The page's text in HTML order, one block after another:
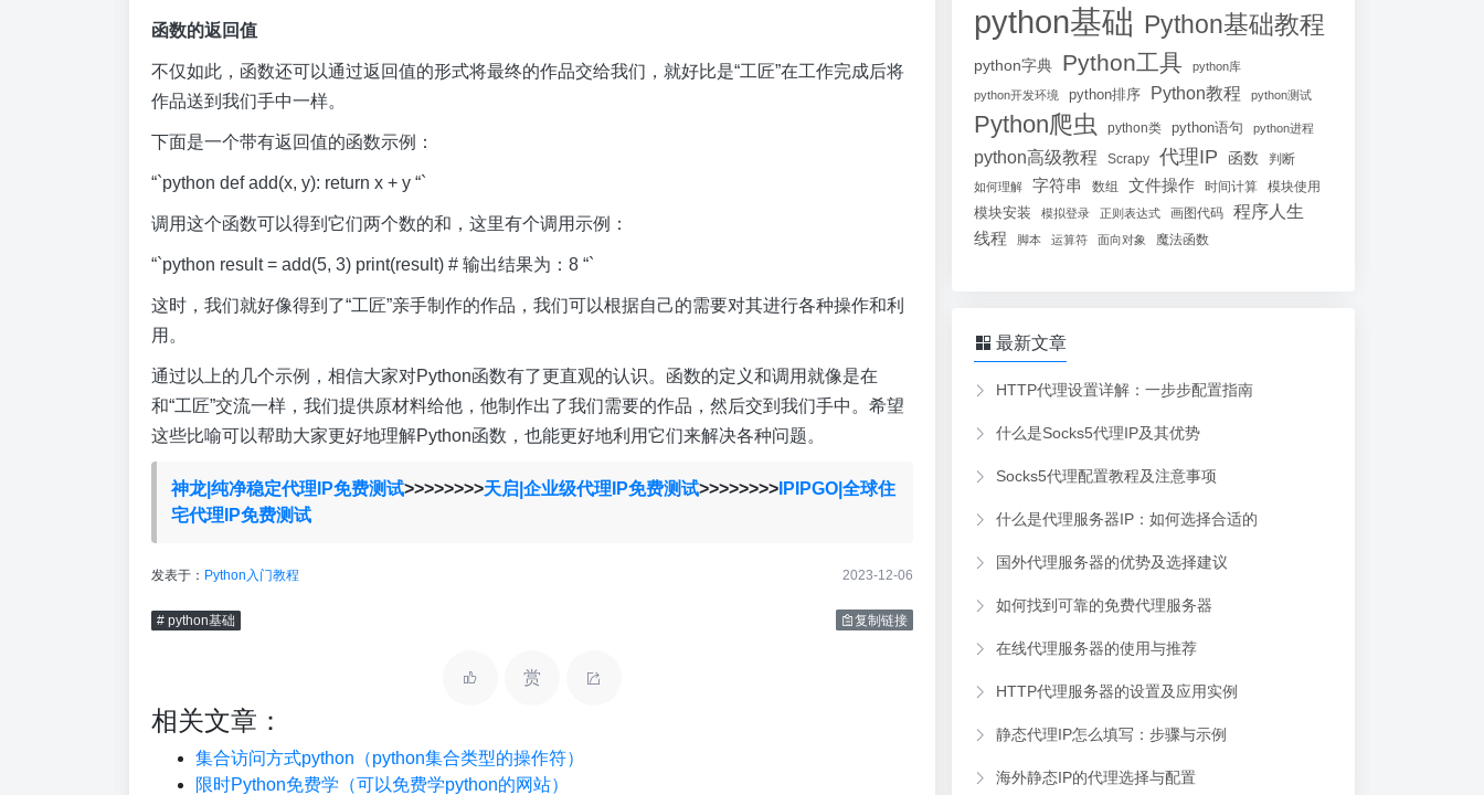
函数的返回值
不仅如此，函数还可以通过返回值的形式将最终的作品交给我们，就好比是“工匠”在工作完成后将
作品送到我们手中一样。
下面是一个带有返回值的函数示例：
“`python def add(x, y): return x + y “`
调用这个函数可以得到它们两个数的和，这里有个调用示例：
“`python result = add(5, 3) print(result) # 输出结果为：8 “`
这时，我们就好像得到了“工匠”亲手制作的作品，我们可以根据自己的需要对其进行各种操作和利
用。
通过以上的几个示例，相信大家对Python函数有了更直观的认识。函数的定义和调用就像是在
和“工匠”交流一样，我们提供原材料给他，他制作出了我们需要的作品，然后交到我们手中。希望
这些比喻可以帮助大家更好地理解Python函数，也能更好地利用它们来解决各种问题。
神龙|纯净稳定代理IP免费测试>>>>>>>>天启|企业级代理IP免费测试>>>>>>>>IPIPGO|全球住
宅代理IP免费测试
发表于： Python入门教程 2023-12-06
# python基础 复制链接
赏
相关文章：
集合访问方式python（python集合类型的操作符）
限时Python免费学（可以免费学python的网站）
python基础 Python基础教程
python字典 Python工具 python库
python开发环境 python排序 Python教程 python测试
Python爬虫 python类 python语句 python进程
python高级教程 Scrapy 代理IP 函数 判断
如何理解 字符串 数组 文件操作 时间计算 模块使用
模块安装 模拟登录 正则表达式 画图代码 程序人生
线程 脚本 运算符 面向对象 魔法函数
最新文章
HTTP代理设置详解：一步步配置指南
什么是Socks5代理IP及其优势
Socks5代理配置教程及注意事项
什么是代理服务器IP：如何选择合适的
国外代理服务器的优势及选择建议
如何找到可靠的免费代理服务器
在线代理服务器的使用与推荐
HTTP代理服务器的设置及应用实例
静态代理IP怎么填写：步骤与示例
海外静态IP的代理选择与配置